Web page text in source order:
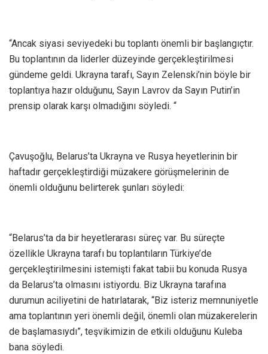
“Ancak siyasi seviyedeki bu toplantı önemli bir başlangıçtır.
Bu toplantının da liderler düzeyinde gerçekleştirilmesi
gündeme geldi. Ukrayna tarafı, Sayın Zelenski’nin böyle bir
toplantıya hazır olduğunu, Sayın Lavrov da Sayın Putin’in
prensip olarak karşı olmadığını söyledi. “
Çavuşoğlu, Belarus’ta Ukrayna ve Rusya heyetlerinin bir
haftadır gerçekleştirdiği müzakere görüşmelerinin de
önemli olduğunu belirterek şunları söyledi:
“Belarus’ta da bir heyetlerarası süreç var. Bu süreçte
özellikle Ukrayna tarafı bu toplantıların Türkiye’de
gerçekleştirilmesini istemişti fakat tabii bu konuda Rusya
da Belarus’ta olmasını istiyordu. Biz Ukrayna tarafına
durumun aciliyetini de hatırlatarak, “Biz isteriz memnuniyetle
ama toplantının yeri önemli değil, önemli olan müzakerelerin
de başlamasıydı”, teşvikimizin de etkili olduğunu Kuleba
bana söyledi.